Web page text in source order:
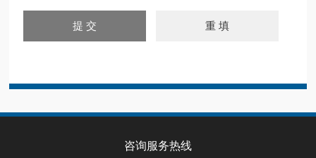
咨询服务热线